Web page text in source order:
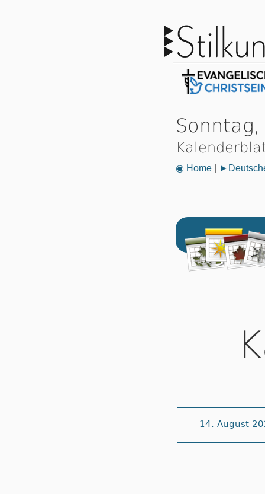
◉ Home|
14. August